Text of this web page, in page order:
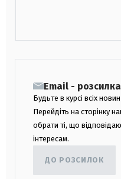
Email - розсилка
Будьте в курсі всіх
Перейдіть на сторінку
обрати ті, що
інтересам.
ДО РОЗСИЛОК